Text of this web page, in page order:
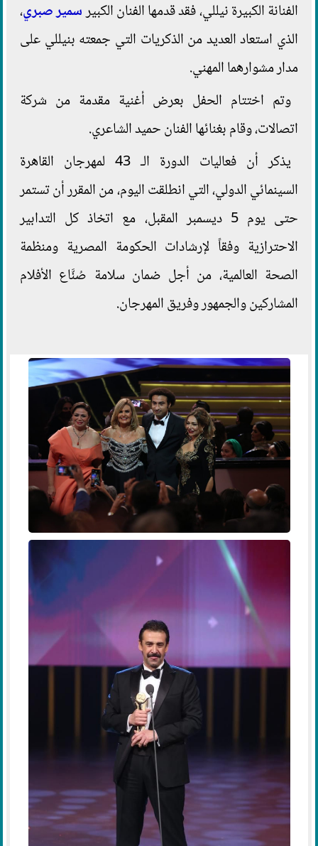
الفنانة الكبيرة نيللي، فقد قدمها الفنان الكبيرسمير صبري،
الذي استعاد العديد من الذكريات التي جمعته بنيللي على
مدار مشوارهما المهني.
وتم اختتام الحفل بعرض أغنية مقدمة من شركة
اتصالات، وقام بغنائها الفنان حميد الشاعري.
يذكر أن فعاليات الدورة الـ 43 لمهرجان القاهرة
السينمائي الدولي، التي انطلقت اليوم، من المقرر أن تستمر
حتى يوم 5 ديسمبر المقبل، مع اتخاذ كل التدابير
الاحترازية وفقاً لإرشادات الحكومة المصرية ومنظمة
الصحة العالمية، من أجل ضمان سلامة صُنَّاع الأفلام
المشاركين والجمهور وفريق المهرجان.